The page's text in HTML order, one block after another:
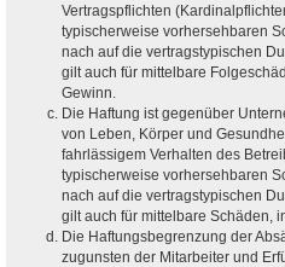
Vertragspflichten
typischerweise vorhersehbaren
nach auf die vertragstypischen
gilt auch für mittelbare
Gewinn.
Die Haftung ist gegenüber
von Leben, Körper und
fahrlässigem Verhalten des
typischerweise vorhersehbaren
nach auf die vertragstypischen
gilt auch für mittelbare Schäden,
Die Haftungsbegrenzung der
zugunsten der Mitarbeiter und